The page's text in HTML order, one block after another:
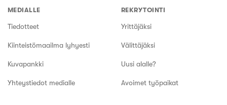
MEDIALLE
Tiedotteet
Kiinteistömaailma lyhyesti
Kuvapankki
Yhteystiedot medialle
REKRYTOINTI
Yrittäjäksi
Välittäjäksi
Uusi alalle?
Avoimet työpaikat